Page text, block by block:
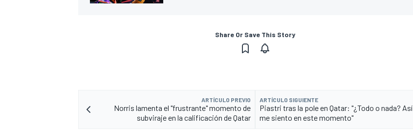
Share Or Save This Story
ARTÍCULO PREVIO
Norris lamenta el "frustrante" momento de
subviraje en la calificación de Qatar
ARTÍCULO SIGUIENTE
Piastri tras la pole en Qatar: "¿Todo o nada? Así
me siento en este momento"